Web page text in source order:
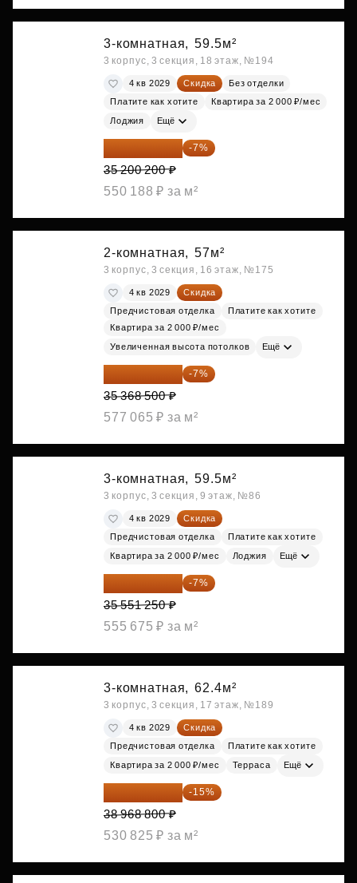
3-комнатная, 59.5м²
3 корпус, 3 секция, 18 этаж, №194
4 кв 2029 Скидка
Без отделки
Платите как хотите
Квартира за 2 000 ₽/мес
Лоджия Ещё
32 736 186 ₽ -7%
35 200 200 ₽
550 188 ₽ за м²
2-комнатная, 57м²
3 корпус, 3 секция, 16 этаж, №175
4 кв 2029
Скидка
Предчистовая отделка
Платите как хотите
Квартира за 2 000 ₽/мес
Увеличенная высота потолков Ещё
32 892 705 ₽ -7%
35 368 500 ₽
577 065 ₽ за м²
3-комнатная, 59.5м²
3 корпус, 3 секция, 9 этаж, №86
4 кв 2029
Скидка
Предчистовая отделка
Платите как хотите
Квартира за 2 000 ₽/мес Лоджия Ещё
33 062 663 ₽ -7%
35 551 250 ₽
555 675 ₽ за м²
3-комнатная, 62.4м²
3 корпус, 3 секция, 17 этаж, №189
4 кв 2029
Скидка
Предчистовая отделка
Платите как хотите
Квартира за 2 000 ₽/мес Терраса Ещё
33 123 480 ₽ -15%
38 968 800 ₽
530 825 ₽ за м²